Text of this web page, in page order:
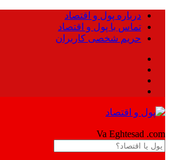
درباره پول و اقتصاد
تماس با پول و اقتصاد
حریم شخصی کاربران
Va Eghtesad .com